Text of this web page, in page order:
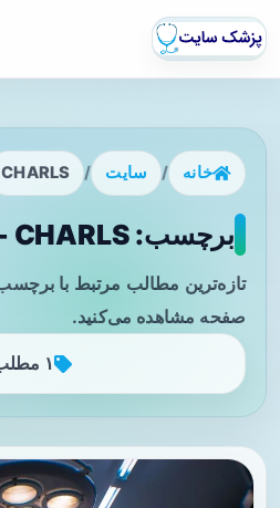
خانه / سایت /
CHARLS
برچسب: CHARLS - صفحه 1
صفحه مشاهده می‌کنید.
۱ مطلب